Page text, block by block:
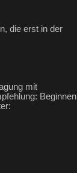
die erst in der
mit
Beginnen